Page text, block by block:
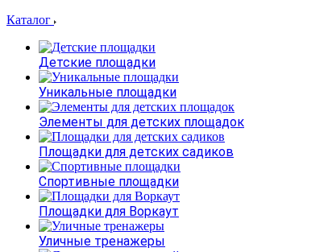
Каталог
Детские площадки
Уникальные площадки
Элементы для детских площадок
Площадки для детских садиков
Спортивные площадки
Площадки для Воркаут
Уличные тренажеры